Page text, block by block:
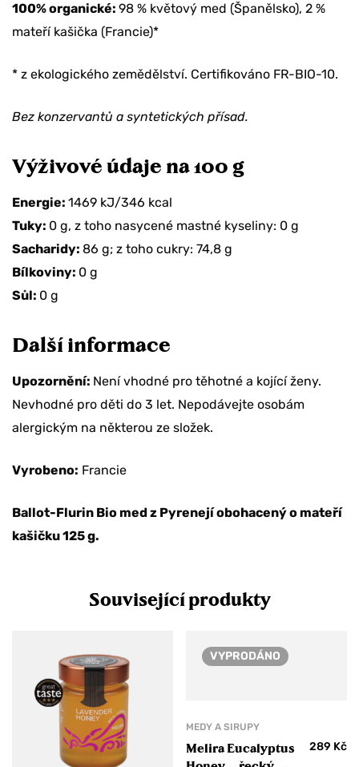
100% organické: 98 % květový med (Španělsko), 2 %
mateří kašička (Francie)*
* z ekologického zemědělství. Certifikováno FR-BIO-10.
Bez konzervantů a syntetických přísad.
Výživové údaje na 100 g
Energie: 1469 kJ/346 kcal
Tuky: 0 g, z toho nasycené mastné kyseliny: 0 g
Sacharidy: 86 g; z toho cukry: 74,8 g
Bílkoviny: 0 g
Sůl: 0 g
Další informace
Upozornění: Není vhodné pro těhotné a kojící ženy.
Nevhodné pro děti do 3 let. Nepodávejte osobám
alergickým na některou ze složek.
Vyrobeno: Francie
Ballot-Flurin Bio med z Pyrenejí obohacený o mateří
kašičku 125 g.
Související produkty
VYPRODÁNO
MEDY A SIRUPY
Melira Eucalyptus
289 Kč